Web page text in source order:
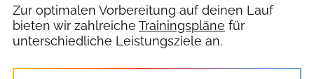
Zur optimalen Vorbereitung auf deinen Lauf
bieten wir zahlreiche Trainingspläne für
unterschiedliche Leistungsziele an.